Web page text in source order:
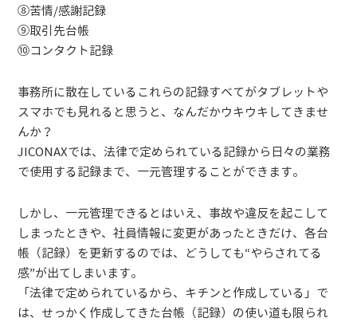
⑧苦情/感謝記録
⑨取引先台帳
⑩コンタクト記録
事務所に散在しているこれらの記録すべてがタブレットや
スマホでも見れると思うと、なんだかウキウキしてきませ
んか？
JICONAXでは、法律で定められている記録から日々の業務
で使用する記録まで、一元管理することができます。
しかし、一元管理できるとはいえ、事故や違反を起こして
しまったときや、社員情報に変更があったときだけ、各台
帳（記録）を更新するのでは、どうしても“やらされてる
感”が出てしまいます。
「法律で定められているから、キチンと作成している」で
は、せっかく作成してきた台帳（記録）の使い道も限られ